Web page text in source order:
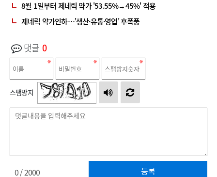
8월 1일부터 제네릭 약가 '53.55%→45%' 적용
제네릭 약가인하…'생산·유통·영업' 후폭풍
댓글 0
스팸방지
등록
0/ 2000